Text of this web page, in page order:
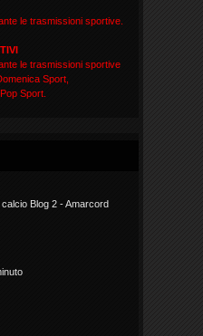
le trasmissioni sportive.
le trasmissioni sportive
Sport,
Sport.
Blog 2 - Amarcord